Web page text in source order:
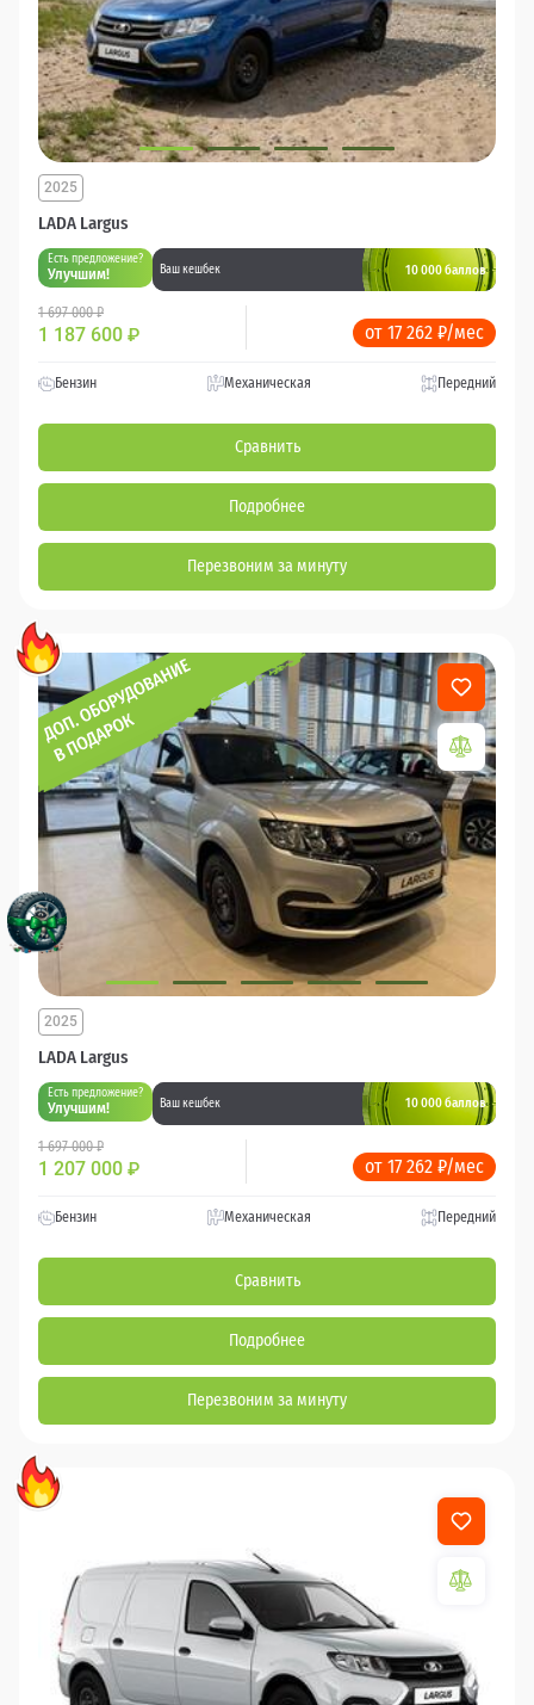
LADA Largus
2025
Есть предложение?
Улучшим! Ваш кешбек 10 000 баллов
1 697 000 ₽
1 187 600 ₽ от 17 262 ₽/мес
Бензин Механическая Передний
Сравнить
Подробнее
Перезвоним за минуту
LADA Largus
2025
Есть предложение?
Улучшим! Ваш кешбек 10 000 баллов
1 697 000 ₽
1 207 000 ₽ от 17 262 ₽/мес
Бензин Механическая Передний
Сравнить
Подробнее
Перезвоним за минуту